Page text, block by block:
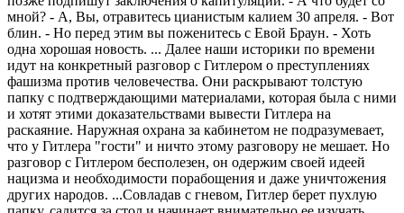
мной? - А, Вы, отравитесь цианистым калием 30 апреля. - Вот
блин. - Но перед этим вы поженитесь с Евой Браун. - Хоть
одна хорошая новость. ... Далее наши историки по времени
идут на конкретный разговор с Гитлером о преступлениях
фашизма против человечества. Они раскрывают толстую
папку с подтверждающими материалами, которая была с ними
и хотят этими доказательствами вывести Гитлера на
раскаяние. Наружная охрана за кабинетом не подразумевает,
что у Гитлера "гости" и ничто этому разговору не мешает. Но
разговор с Гитлером бесполезен, он одержим своей идеей
нацизма и необходимости порабощения и даже уничтожения
других народов. ...Совладав с гневом, Гитлер берет пухлую